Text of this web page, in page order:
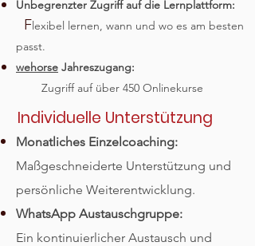
Unbegrenzter Zugriff auf die Lernplattform:
Flexibel lernen, wann und wo es am besten
passt.
wehorse Jahreszugang:
Zugriff auf über 450 Onlinekurse​
Individuelle Unterstützung
Monatliches Einzelcoaching:
Maßgeschneiderte Unterstützung und
persönliche Weiterentwicklung.
WhatsApp Austauschgruppe:
Ein kontinuierlicher Austausch und